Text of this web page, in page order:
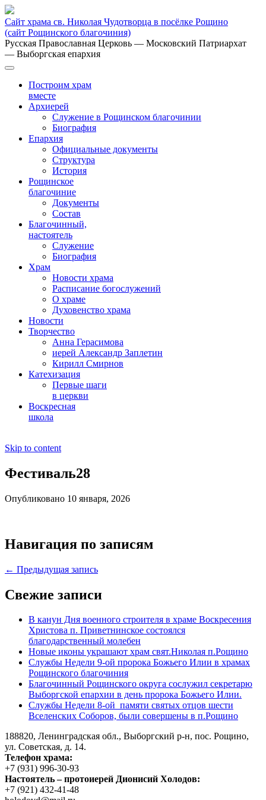
Сайт храма св. Николая Чудотворца в посёлке Рощино
(сайт Рощинского благочиния)
Русская Православная Церковь — Московский Патриархат
— Выборгская епархия
Построим храм
вместе
Архиерей
Служение в Рощинском благочинии
Биография
Епархия
Официальные документы
Структура
История
Рощинское
благочиние
Документы
Состав
Благочинный,
настоятель
Служение
Биография
Храм
Новости храма
Расписание богослужений
О храме
Духовенство храма
Новости
Творчество
Анна Герасимова
иерей Александр Заплетин
Кирилл Смирнов
Катехизация
Первые шаги
в церкви
Воскресная
школа
Skip to content
Фестиваль28
Опубликовано 10 января, 2026
Навигация по записям
← Предыдущая запись
Свежие записи
В канун Дня военного строителя в храме Воскресения
Христова п. Приветнинское состоялся
благодарственный молебен
Новые иконы украшают храм свят.Николая п.Рощино
Службы Недели 9-ой пророка Божьего Илии в храмах
Рощинского благочиния
Благочинный Рощинского округа сослужил секретарю
Выборгской епархии в день пророка Божьего Илии.
Службы Недели 8-ой памяти святых отцов шести
Вселенских Соборов, были совершены в п.Рощино
188820, Ленинградская обл., Выборгский р-н, пос. Рощино,
ул. Советская, д. 14.
Телефон храма:
+7 (931) 996-30-93
Настоятель – протоиерей Дионисий Холодов:
+7 (921) 432-41-48